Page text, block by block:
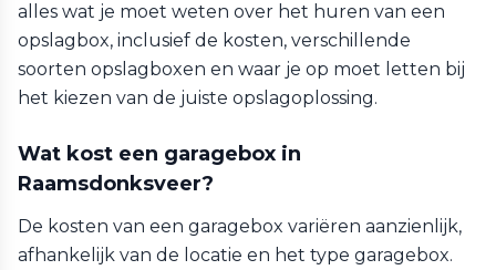
alles wat je moet weten over het huren van een
opslagbox, inclusief de kosten, verschillende
soorten opslagboxen en waar je op moet letten bij
het kiezen van de juiste opslagoplossing.
Wat kost een garagebox in
Raamsdonksveer?
De kosten van een garagebox variëren aanzienlijk,
afhankelijk van de locatie en het type garagebox.